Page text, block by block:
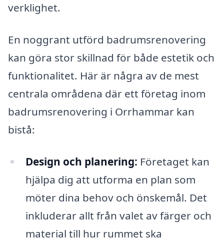
verklighet.
En noggrant utförd badrumsrenovering
kan göra stor skillnad för både estetik och
funktionalitet. Här är några av de mest
centrala områdena där ett företag inom
badrumsrenovering i Orrhammar kan
bistå:
Design och planering: Företaget kan
hjälpa dig att utforma en plan som
möter dina behov och önskemål. Det
inkluderar allt från valet av färger och
material till hur rummet ska